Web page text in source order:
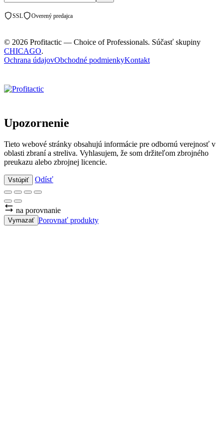
SSL Overený predajca
© 2026 Profitactic — Choice of Professionals. Súčasť skupiny
CHICAGO.
Ochrana údajovObchodné podmienkyKontakt
Upozornenie
Tieto webové stránky obsahujú informácie pre odbornú verejnosť v
oblasti zbraní a streliva. Vyhlasujem, že som držiteľom zbrojného
preukazu alebo zbrojnej licencie.
Vstúpiť Odísť
na porovnanie
Vymazať Porovnať produkty